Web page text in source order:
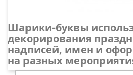
Шарики-буквы
декорирования
надписей, имен и
на разных